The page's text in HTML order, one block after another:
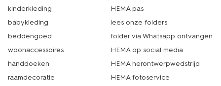
kinderkleding
babykleding
beddengoed
woonaccessoires
handdoeken
raamdecoratie
HEMA pas
lees onze folders
folder via Whatsapp ontvangen
HEMA op social media
HEMA herontwerpwedstrijd
HEMA fotoservice